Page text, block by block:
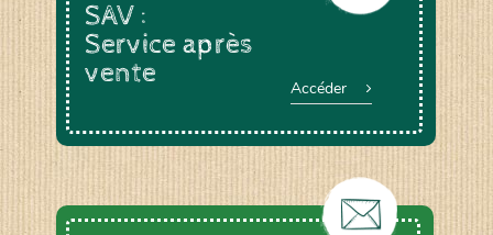
SAV :
Service après
vente
Accéder